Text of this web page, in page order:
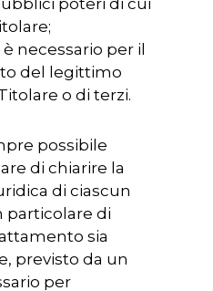
necessario per il
del legittimo
o di terzi.
possibile
di chiarire la
di ciascun
particolare di
sia
previsto da un
per